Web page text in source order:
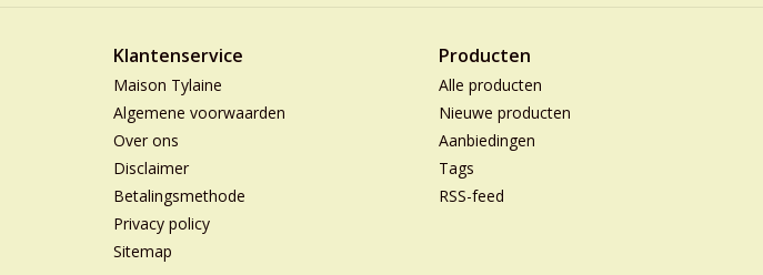
Klantenservice
Maison Tylaine
Algemene voorwaarden
Over ons
Disclaimer
Betalingsmethode
Privacy policy
Sitemap
Producten
Alle producten
Nieuwe producten
Aanbiedingen
Tags
RSS-feed